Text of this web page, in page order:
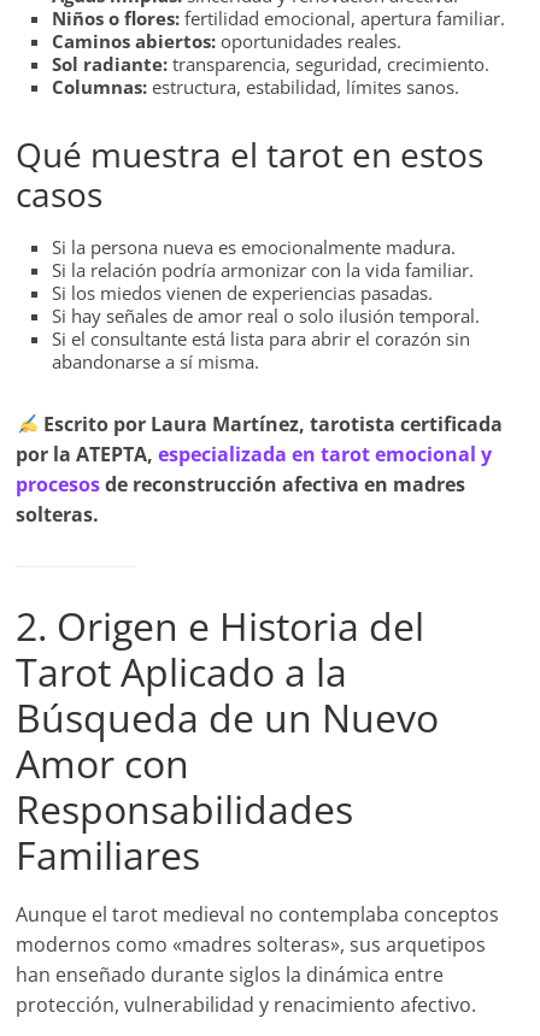
Niños o flores: fertilidad emocional, apertura familiar.
Caminos abiertos: oportunidades reales.
Sol radiante: transparencia, seguridad, crecimiento.
Columnas: estructura, estabilidad, límites sanos.
Qué muestra el tarot en estos
casos
Si la persona nueva es emocionalmente madura.
Si la relación podría armonizar con la vida familiar.
Si los miedos vienen de experiencias pasadas.
Si hay señales de amor real o solo ilusión temporal.
Si el consultante está lista para abrir el corazón sin
abandonarse a sí misma.
Escrito por Laura Martínez, tarotista certificada
por la ATEPTA,especializada en tarot emocional y
procesosde reconstrucción afectiva en madres
solteras.
2. Origen e Historia del
Tarot Aplicado a la
Búsqueda de un Nuevo
Amor con
Responsabilidades
Familiares
Aunque el tarot medieval no contemplaba conceptos
modernos como «madres solteras», sus arquetipos
han enseñado durante siglos la dinámica entre
protección, vulnerabilidad y renacimiento afectivo.